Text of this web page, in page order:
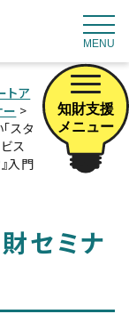
MENU
知財支援
メニュー
トア
ー >
スタ
ス
入門
セミナ